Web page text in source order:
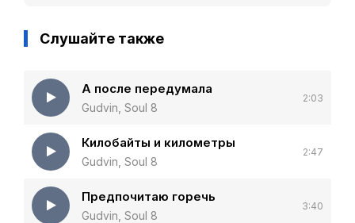
Слушайте также
А после передумала
Gudvin, Soul 8
2:03
Килобайты и километры
Gudvin, Soul 8
2:47
Предпочитаю горечь
Gudvin, Soul 8
3:40